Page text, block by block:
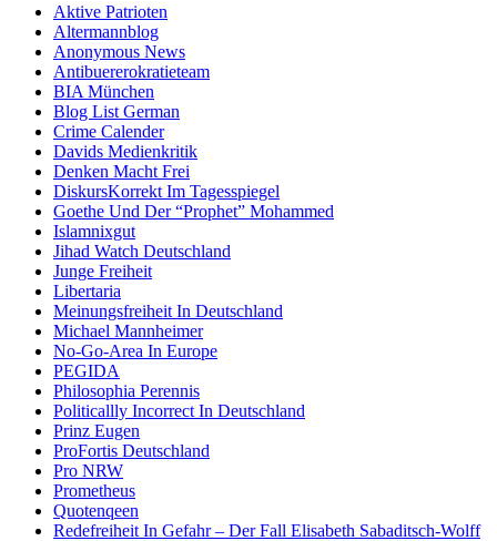
Aktive Patrioten
Altermannblog
Anonymous News
Antibuererokratieteam
BIA München
Blog List German
Crime Calender
Davids Medienkritik
Denken Macht Frei
DiskursKorrekt Im Tagesspiegel
Goethe Und Der “Prophet” Mohammed
Islamnixgut
Jihad Watch Deutschland
Junge Freiheit
Libertaria
Meinungsfreiheit In Deutschland
Michael Mannheimer
No-Go-Area In Europe
PEGIDA
Philosophia Perennis
Politicallly Incorrect In Deutschland
Prinz Eugen
ProFortis Deutschland
Pro NRW
Prometheus
Quotenqeen
Redefreiheit In Gefahr – Der Fall Elisabeth Sabaditsch-Wolff